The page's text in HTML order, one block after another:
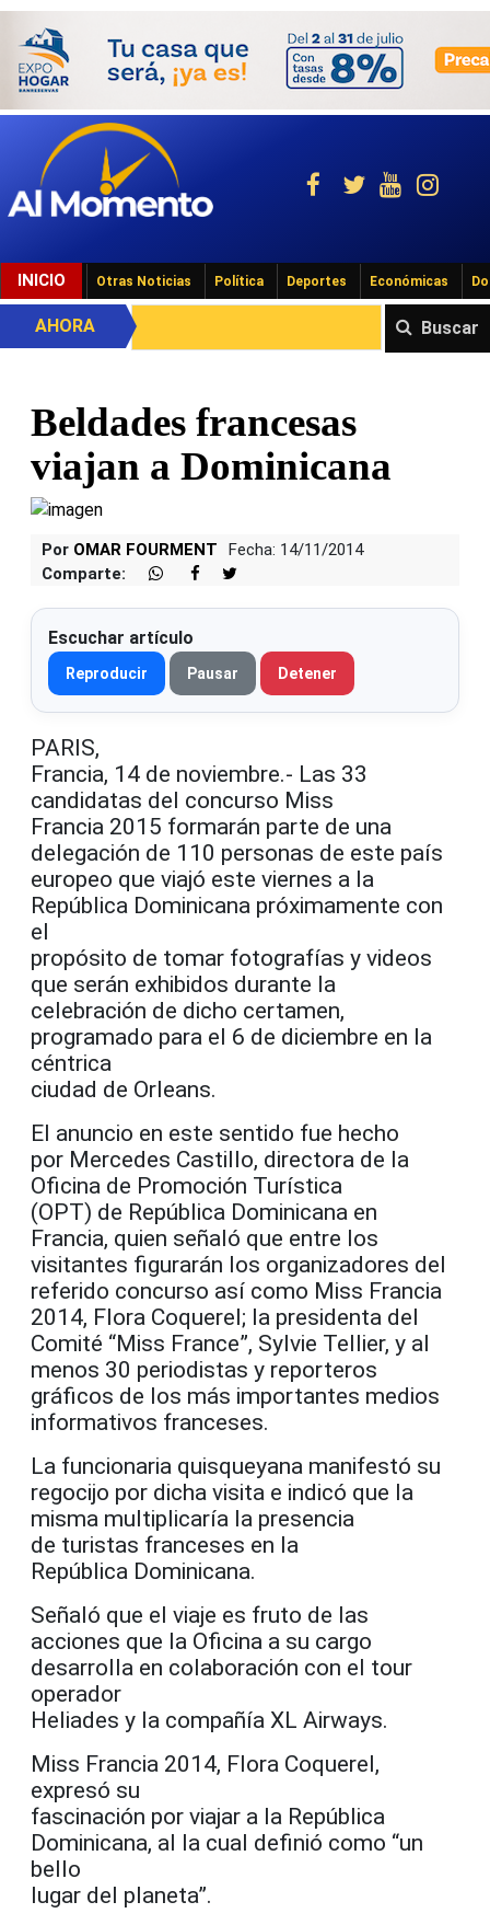
INICIO Otras Noticias Política Deportes Económicas
Buscar
AHORA
Beldades francesas
viajan a Dominicana
Por OMAR FOURMENT
Fecha: 14/11/2014
Comparte:
Escuchar artículo
Reproducir Pausar Detener
PARIS,
Francia, 14 de noviembre.- Las 33
candidatas del concurso Miss
Francia 2015 formarán parte de una
delegación de 110 personas de este país
europeo que viajó este viernes a la
República Dominicana próximamente con
el
propósito de tomar fotografías y videos
que serán exhibidos durante la
celebración de dicho certamen,
programado para el 6 de diciembre en la
céntrica
ciudad de Orleans.
El anuncio en este sentido fue hecho
por Mercedes Castillo, directora de la
Oficina de Promoción Turística
(OPT) de República Dominicana en
Francia, quien señaló que entre los
visitantes figurarán los organizadores del
referido concurso así como Miss Francia
2014, Flora Coquerel; la presidenta del
Comité “Miss France”, Sylvie Tellier, y al
menos 30 periodistas y reporteros
gráficos de los más importantes medios
informativos franceses.
La funcionaria quisqueyana manifestó su
regocijo por dicha visita e indicó que la
misma multiplicaría la presencia
de turistas franceses en la
República Dominicana.
Señaló que el viaje es fruto de las
acciones que la Oficina a su cargo
desarrolla en colaboración con el tour
operador
Heliades y la compañía XL Airways.
Miss Francia 2014, Flora Coquerel,
expresó su
fascinación por viajar a la República
Dominicana, al la cual definió como “un
bello
lugar del planeta”.